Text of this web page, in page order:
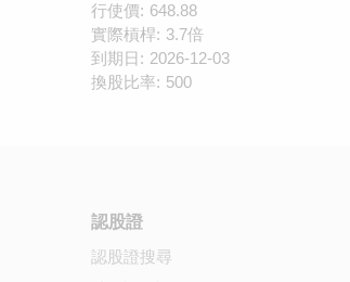
行使價: 648.88
實際槓桿: 3.7倍
到期日: 2026-12-03
換股比率: 500
認股證
認股證搜尋